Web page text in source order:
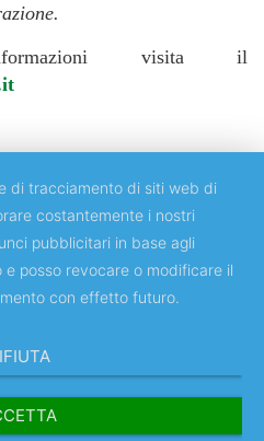
visita il
Studi di Roma "Tor Vergata"
di tracciamento di siti web di
costantemente i nostri
pubblicitari in base agli
posso revocare o modificare il
con effetto futuro.